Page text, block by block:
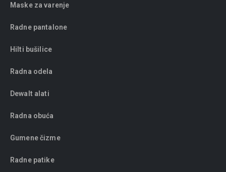
Maske za varenje
Radne pantalone
Hilti bušilice
Radna odela
Dewalt alati
Radna obuća
Gumene čizme
Radne patike